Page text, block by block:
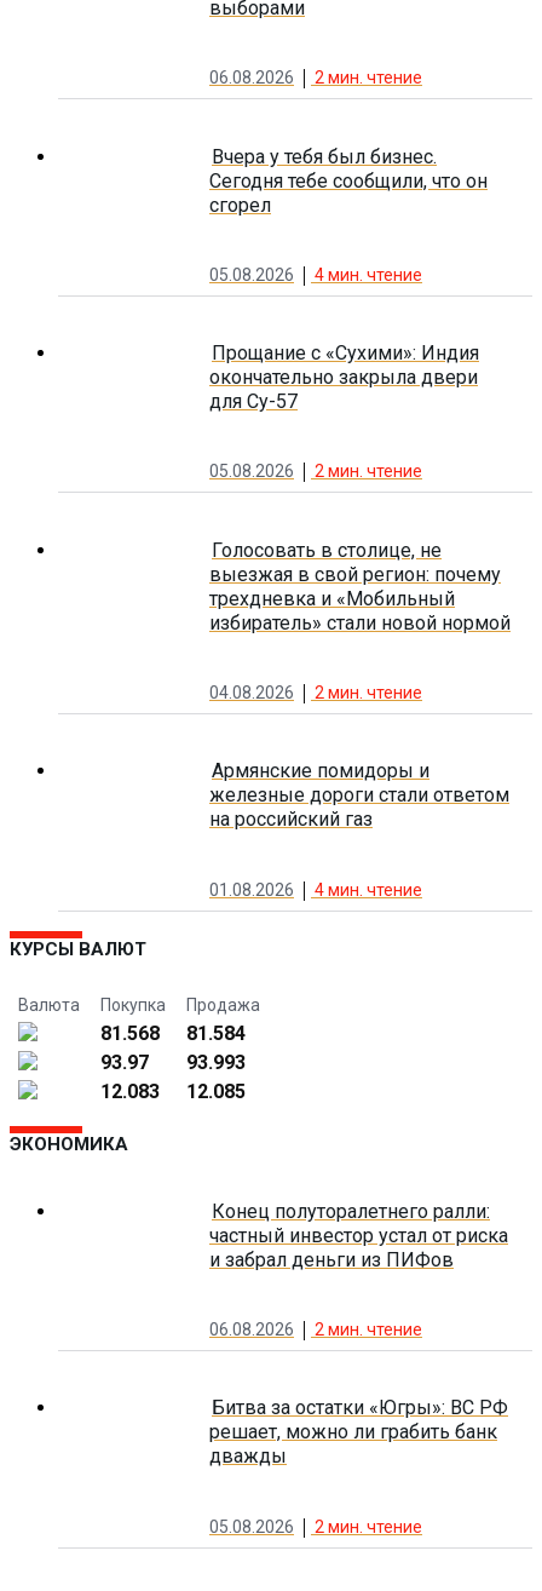
выборами
06.08.2026 2мин. чтение
Вчера у тебя был бизнес.
Сегодня тебе сообщили, что он
сгорел
05.08.2026 4мин. чтение
Прощание с «Сухими»: Индия
окончательно закрыла двери
для Су-57
05.08.2026 2мин. чтение
Голосовать в столице, не
выезжая в свой регион: почему
трехдневка и «Мобильный
избиратель» стали новой нормой
04.08.2026 2 мин. чтение
Армянские помидоры и
железные дороги стали ответом
на российский газ
01.08.2026 4мин. чтение
КУРСЫ ВАЛЮТ
Валюта Покупка Продажа
81.568
81.584
93.97
93.993
12.083
12.085
ЭКОНОМИКА
Конец полуторалетнего ралли:
частный инвестор устал от риска
и забрал деньги из ПИФов
06.08.2026 2 мин. чтение
Битва за остатки «Югры»: ВС РФ
решает, можно ли грабить банк
дважды
05.08.2026 2 мин. чтение